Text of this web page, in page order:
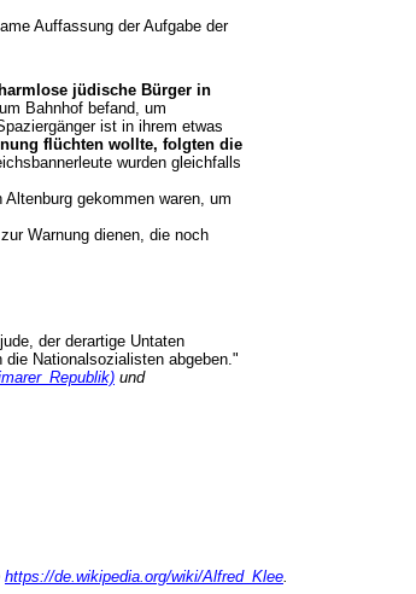
Auffassung der Aufgabe der
jüdische Bürger in
Bahnhof befand, um
ist in ihrem etwas
flüchten wollte, folgten die
wurden gleichfalls
gekommen waren, um
Warnung dienen, die noch
der derartige Untaten
Nationalsozialisten abgeben."
und
https://de.wikipedia.org/wiki/Alfred_Klee.